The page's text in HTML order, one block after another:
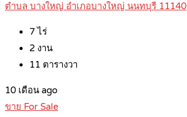
ตำบล บางใหญ่ อำเภอบางใหญ่ นนทบุรี 11140
7 ไร่
2 งาน
11 ตารางวา
10 เดือน ago
ขาย For Sale